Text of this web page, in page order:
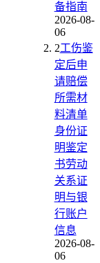
备指南
2026-08-
06
2工伤鉴
定后申
请赔偿
所需材
料清单
身份证
明鉴定
书劳动
关系证
明与银
行账户
信息
2026-08-
06